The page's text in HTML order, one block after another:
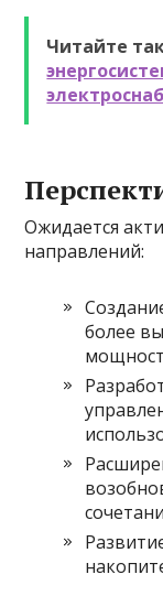
Читайте
Ожидается
направлений:
более